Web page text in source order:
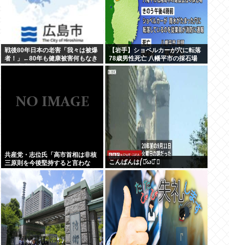
戦後80年日本の老害「我々は被爆
者！」←80年も健康被害何もなき
ゃ健常者やろ
【岩手】ショベルカーが穴に転落
78歳男性死亡 八幡平市の採石場
共産党・志位氏「高市首相は非核
三原則を今後堅持すると言わな
い！」
こんばんは⎛・᷄ω・᷅ ⎞